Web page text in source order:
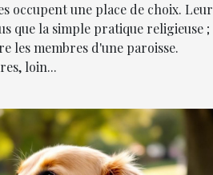
occupent une place de choix. Leur
que la simple pratique religieuse ;
les membres d'une paroisse.
loin...